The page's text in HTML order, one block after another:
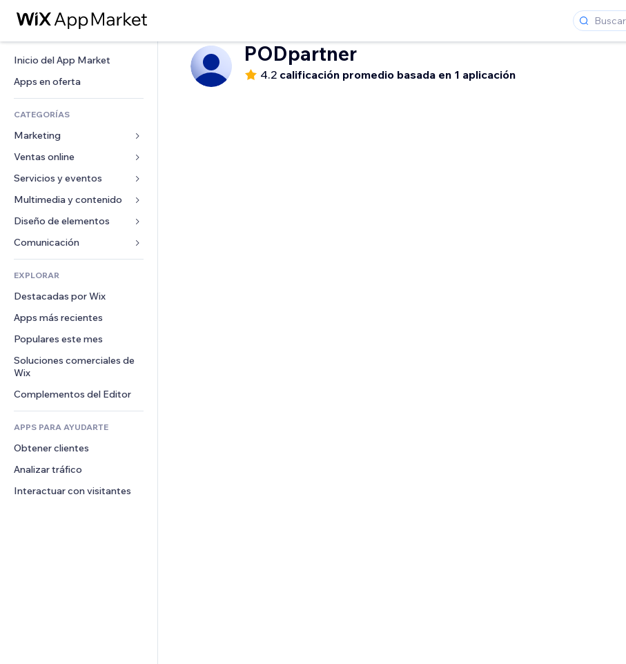
Inicio del App Market
Apps en oferta
CATEGORÍAS
Marketing
Anuncios
Móvil
Analíticas
Anuncios del sitio
Email
Ventas online
Apps para tiendas
Envíos y entregas
Botones de venta
Contabilidad
Cupones y fidelización
Almacenamiento de mercancía
Crowdfunding
Alimentos y bebidas
Servicios y eventos
Hoteles
Eventos
Restaurantes
Inmobiliarias
Reservas
Multimedia y contenido
Galerías
Música
Pódcast
Fotografía
Video
PDF
Compartir archivos
Noticias
Servicios de contenido
Efectos de texto
Diseño de elementos
Mapas y navegación
Privacidad y seguridad
Reloj
Plantillas para páginas
Efectos de imágenes
Botones y menús
Banners e insignias
Calculadoras
Buscar
Formularios
Encuestas
Chat
Comentarios
Teléfono
Comunidad
Reseñas y testimonios
EXPLORAR
Destacadas por Wix
Apps más recientes
Populares este mes
Soluciones comerciales de
Wix
Complementos del Editor
APPS PARA AYUDARTE
Obtener clientes
Analizar tráfico
Interactuar con visitantes
PODpartner
4.2 calificación promedio basada en 1 aplicación